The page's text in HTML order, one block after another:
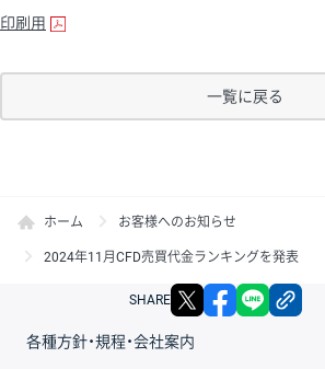
印刷用
一覧に戻る
ホーム お客様へのお知らせ
2024年11月CFD売買代金ランキングを発表
SHARE X facebook
各種方針・規程・会社案内